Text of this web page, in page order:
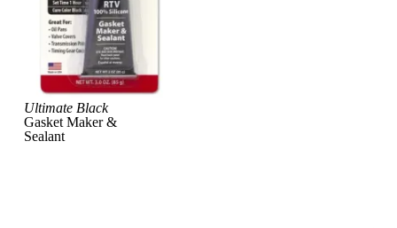
Ultimate Black
Gasket Maker &
Sealant